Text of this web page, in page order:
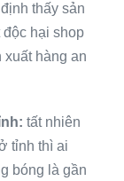
thấy sản
hại shop
xuất hàng an
tất nhiên
tỉnh thì ai
bóng là gần